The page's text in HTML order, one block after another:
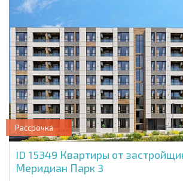
Рассрочка
ID 15349 Квартиры от
Меридиан Парк 3